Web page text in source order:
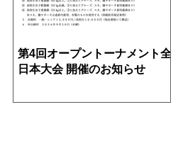
第4回オープントーナメント全
日本大会 開催のお知らせ